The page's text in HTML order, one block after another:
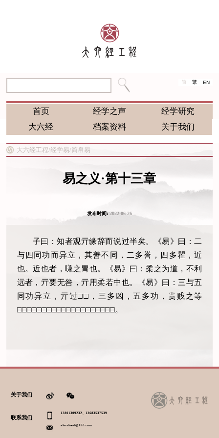
简 繁 EN
首页 经学之声
经学研究
大六经
档案资料 关于我们
大六经工程/经学易/简帛易
易之义·第十三章
发布时间: 2022-06-26
子曰：知者观亓缘辞而说过半矣。《易》曰：二
与四同功而异立，其善不同，二多誉，四多瞿，近
也。近也者，嗛之胃也。《易》曰：柔之为道，不利
远者，亓要无咎，亓用柔若中也。《易》曰：三与五
同功异立，亓过□□，三多凶，五多功，贵贱之等
□□□□□□□□□□□□□□□□□□□□。
关于我们
联系我们
13801309232、13683537539
alexzhaid@163.com